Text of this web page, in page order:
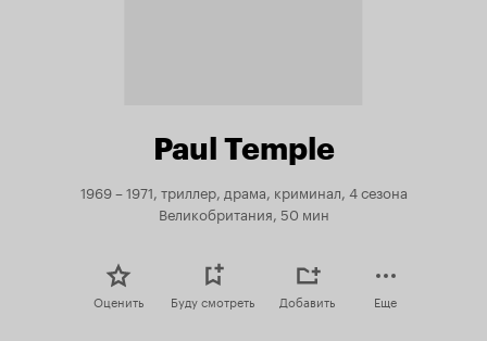
Paul Temple
1969 – 1971, триллер, драма, криминал, 4 сезона
Великобритания, 50 мин
Оценить Буду смотреть Добавить Еще